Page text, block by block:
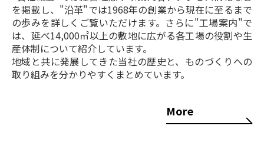
を掲載し、"沿革"では1968年の創業から現在に至るまで
の歩みを詳しくご覧いただけます。さらに"工場案内"で
は、延べ14,000㎡以上の敷地に広がる各工場の役割や生
産体制について紹介しています。
地域と共に発展してきた当社の歴史と、ものづくりへの
取り組みを分かりやすくまとめています。
More